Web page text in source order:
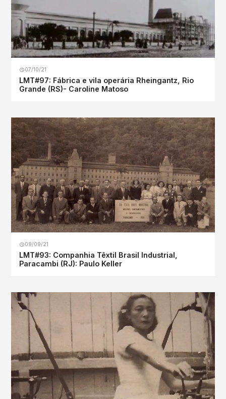
07/10/21
LMT#97: Fábrica e vila operária Rheingantz, Rio
Grande (RS)- Caroline Matoso
09/09/21
LMT#93: Companhia Têxtil Brasil Industrial,
Paracambi (RJ): Paulo Keller